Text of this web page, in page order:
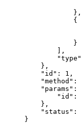
},
{
}
],
"type"
},
"id" : 1 ,
"method" :
"params" :
"id" :
},
"status" :
}